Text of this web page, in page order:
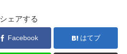
シェアする
Facebook はてブ